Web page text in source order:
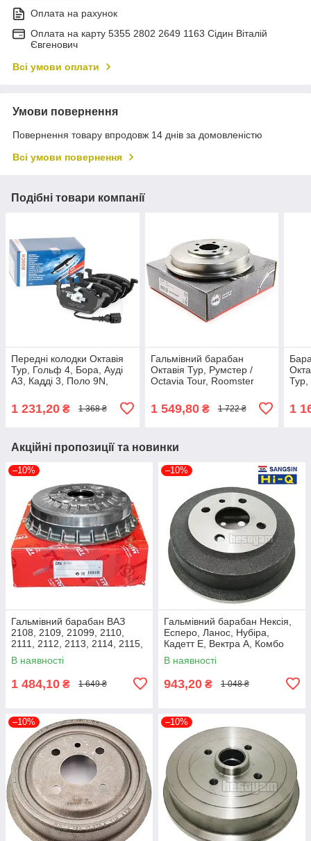
Оплата на рахунок
Оплата на карту 5355 2802 2649 1163 Сідин Віталій
Євгенович
Всі умови оплати
Умови повернення
Повернення товару впродовж 14 днів за домовленістю
Всі умови повернення
Подібні товари компанії
Передні колодки Октавія
Тур, Гольф 4, Бора, Ауді
А3, Кадді 3, Поло 9N,
Bosch 0 986 494 019
1 231,20 ₴ 1 368 ₴
Гальмівний барабан
Октавія Тур, Румстер /
Octavia Tour, Roomster
1 549,80₴ 1 722 ₴
Тур,
1
Акційні пропозиції та новинки
–10%
Гальмівний барабан ВАЗ
2108, 2109, 21099, 2110,
2111, 2112, 2113, 2114, 2115,
Калина, Пріора, Гранта TRW
DB4307
В наявності
1 484,10 ₴ 1 649 ₴
–10%
Гальмівний барабан Нексія,
Есперо, Ланос, Нубіра,
Кадетт E, Вектра A, Комбо
(95175281) Sangsin Hi-Q
SD3034
В наявності
943,20 ₴ 1 048 ₴
–10% –10%